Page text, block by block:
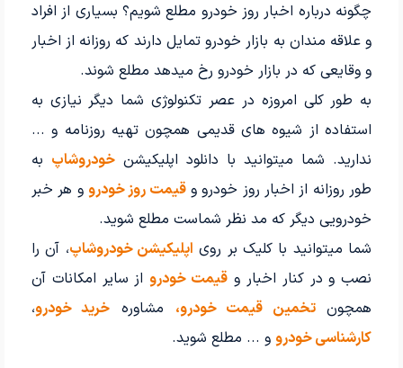
چگونه درباره اخبار روز خودرو مطلع شویم؟ بسیاری از افراد
و علاقه مندان به بازار خودرو تمایل دارند که روزانه از اخبار
و وقایعی که در بازار خودرو رخ میدهد مطلع شوند.
به طور کلی امروزه در عصر تکنولوژی شما دیگر نیازی به
استفاده از شیوه های قدیمی همچون تهیه روزنامه و ...
ندارید. شما میتوانید با دانلود اپلیکیشنخودروشاپ به
طور روزانه از اخبار روز خودرو وقیمت روز خودرو و هر خبر
خودرویی دیگر که مد نظر شماست مطلع شوید.
شما میتوانید با کلیک بر روی اپلیکیشن خودروشاپ، آن را
نصب و در کنار اخبار و قیمت خودرواز سایر امکانات آن
همچونتخمین قیمت خودرو، مشاوره خرید خودرو،
کارشناسی خودروو ... مطلع شوید.